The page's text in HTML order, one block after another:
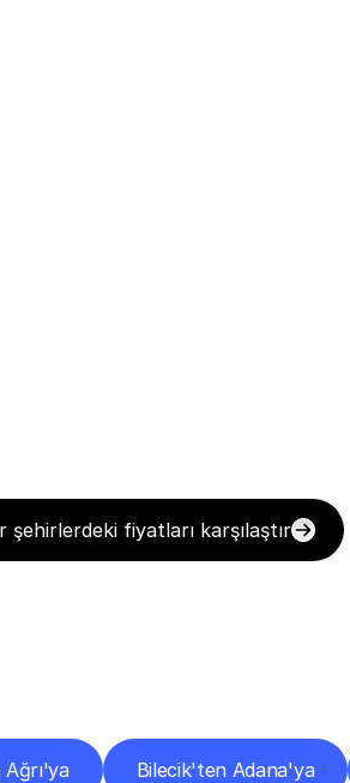
şehirlerdeki fiyatları karşılaştır
Bilecik'ten Adana'ya